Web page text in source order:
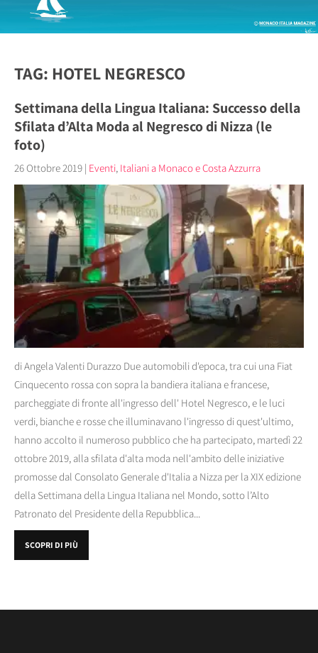
TAG: HOTEL NEGRESCO
Settimana della Lingua Italiana: Successo della
Sfilata d’Alta Moda al Negresco di Nizza (le
foto)
26 Ottobre 2019 | Eventi, Italiani a Monaco e Costa Azzurra
di Angela Valenti Durazzo Due automobili d'epoca, tra cui una Fiat
Cinquecento rossa con sopra la bandiera italiana e francese,
parcheggiate di fronte all'ingresso dell' Hotel Negresco, e le luci
verdi, bianche e rosse che illuminavano l'ingresso di quest'ultimo,
hanno accolto il numeroso pubblico che ha partecipato, martedì 22
ottobre 2019, alla sfilata d'alta moda nell'ambito delle iniziative
promosse dal Consolato Generale d'Italia a Nizza per la XIX edizione
della Settimana della Lingua Italiana nel Mondo, sotto l’Alto
Patronato del Presidente della Repubblica...
SCOPRI DI PIÙ